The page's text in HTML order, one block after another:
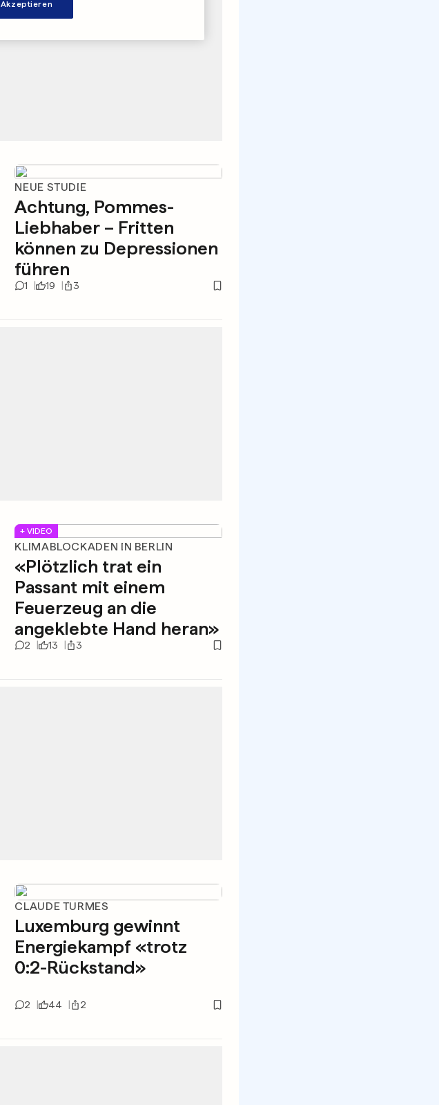
NEUE STUDIE
Achtung, Pommes-
Liebhaber – Fritten
können zu Depressionen
führen
1 19 3
+ VIDEO
KLIMABLOCKADEN IN BERLIN
«Plötzlich trat ein
Passant mit einem
Feuerzeug an die
angeklebte Hand heran»
2 13 3
CLAUDE TURMES
Luxemburg gewinnt
Energiekampf «trotz
0:2-Rückstand»
2 44 2
Akzeptieren